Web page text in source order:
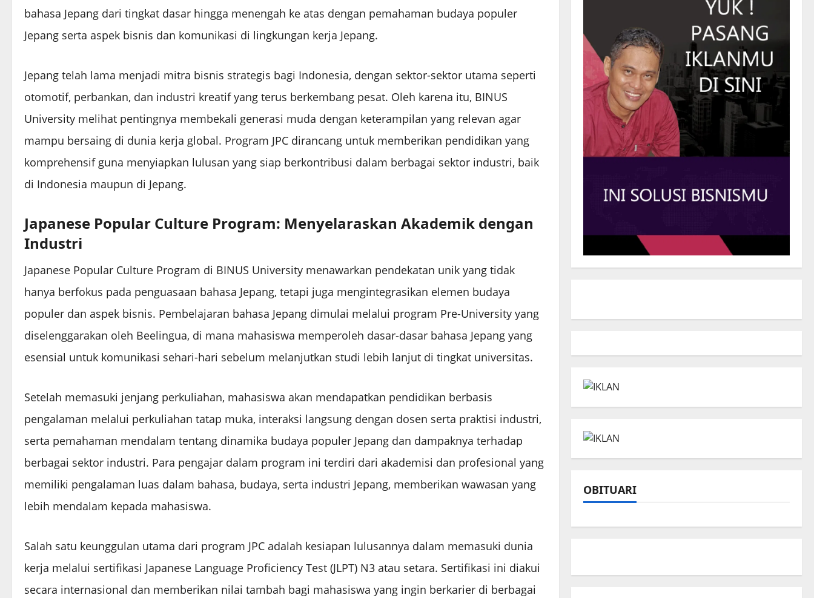
bahasa Jepang dari tingkat dasar hingga menengah ke atas dengan pemahaman budaya populer
Jepang serta aspek bisnis dan komunikasi di lingkungan kerja Jepang.
Jepang telah lama menjadi mitra bisnis strategis bagi Indonesia, dengan sektor-sektor utama seperti
otomotif, perbankan, dan industri kreatif yang terus berkembang pesat. Oleh karena itu, BINUS
University melihat pentingnya membekali generasi muda dengan keterampilan yang relevan agar
mampu bersaing di dunia kerja global. Program JPC dirancang untuk memberikan pendidikan yang
komprehensif guna menyiapkan lulusan yang siap berkontribusi dalam berbagai sektor industri, baik
di Indonesia maupun di Jepang.
Japanese Popular Culture Program: Menyelaraskan Akademik dengan
Industri
Japanese Popular Culture Program di BINUS University menawarkan pendekatan unik yang tidak
hanya berfokus pada penguasaan bahasa Jepang, tetapi juga mengintegrasikan elemen budaya
populer dan aspek bisnis. Pembelajaran bahasa Jepang dimulai melalui program Pre-University yang
diselenggarakan oleh Beelingua, di mana mahasiswa memperoleh dasar-dasar bahasa Jepang yang
esensial untuk komunikasi sehari-hari sebelum melanjutkan studi lebih lanjut di tingkat universitas.
Setelah memasuki jenjang perkuliahan, mahasiswa akan mendapatkan pendidikan berbasis
pengalaman melalui perkuliahan tatap muka, interaksi langsung dengan dosen serta praktisi industri,
serta pemahaman mendalam tentang dinamika budaya populer Jepang dan dampaknya terhadap
berbagai sektor industri. Para pengajar dalam program ini terdiri dari akademisi dan profesional yang
memiliki pengalaman luas dalam bahasa, budaya, serta industri Jepang, memberikan wawasan yang
lebih mendalam kepada mahasiswa.
Salah satu keunggulan utama dari program JPC adalah kesiapan lulusannya dalam memasuki dunia
kerja melalui sertifikasi Japanese Language Proficiency Test (JLPT) N3 atau setara. Sertifikasi ini diakui
secara internasional dan memberikan nilai tambah bagi mahasiswa yang ingin berkarier di berbagai
OBITUARI